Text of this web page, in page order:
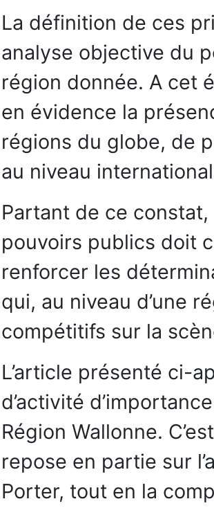
La définition de ces
analyse objective du
région donnée. A cet
en évidence la
régions du globe, de
au niveau
Partant de ce
pouvoirs publics doit
renforcer les
qui, au niveau d’une
compétitifs sur la
L’article présenté ci-
d’activité
Région Wallonne.
repose en partie sur
Porter, tout en la